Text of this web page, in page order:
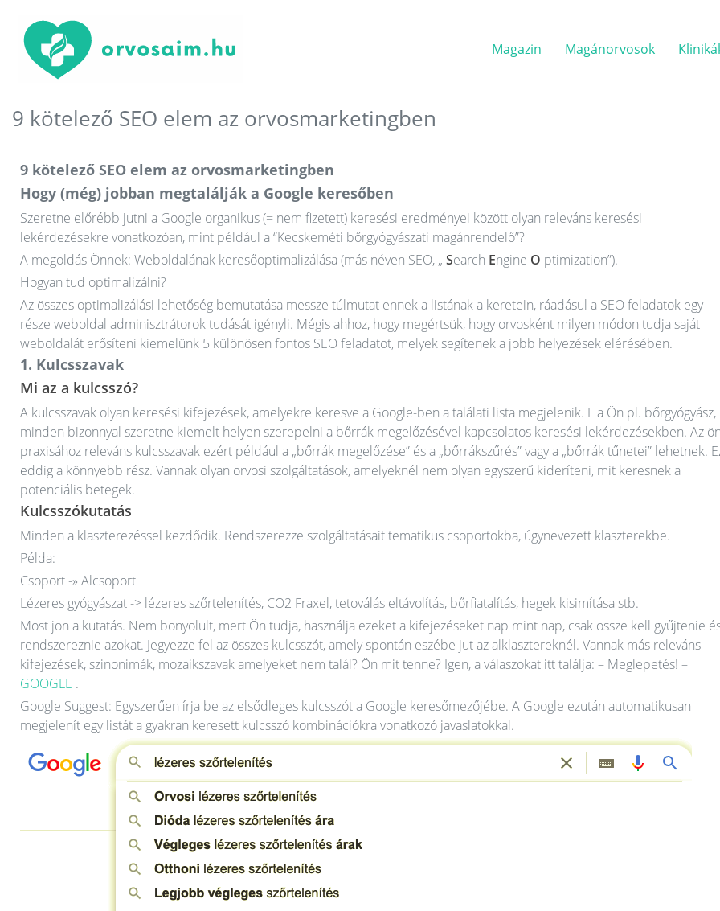
Magazin Magánorvosok
9 kötelező SEO elem az orvosmarketingben
9 kötelező SEO elem az orvosmarketingben
Hogy (még) jobban megtalálják a Google keresőben
Szeretne előrébb jutni a Google organikus (= nem fizetett) keresési eredményei között olyan releváns keresési
lekérdezésekre vonatkozóan, mint például a “Kecskeméti bőrgyógyászati ​​magánrendelő”?
A megoldás Önnek: Weboldalának keresőoptimalizálása (más néven SEO, „ Search Engine O ptimization”).
Hogyan tud optimalizálni?
Az összes optimalizálási lehetőség bemutatása messze túlmutat ennek a listának a keretein, ráadásul a SEO feladatok egy
része weboldal adminisztrátorok tudását igényli. Mégis ahhoz, hogy megértsük, hogy orvosként milyen módon tudja saját
weboldalát erősíteni kiemelünk 5 különösen fontos SEO feladatot, melyek segítenek a jobb helyezések elérésében.
1. Kulcsszavak
Mi az a kulcsszó?
A kulcsszavak olyan keresési kifejezések, amelyekre keresve a Google-ben a találati lista megjelenik. Ha Ön pl. bőrgyógyász,
minden bizonnyal szeretne kiemelt helyen szerepelni a bőrrák megelőzésével kapcsolatos keresési lekérdezésekben. Az
praxisához releváns kulcsszavak ezért például a „bőrrák megelőzése” és a „bőrrákszűrés” vagy a „bőrrák tűnetei” lehetnek.
eddig a könnyebb rész. Vannak olyan orvosi szolgáltatások, amelyeknél nem olyan egyszerű kideríteni, mit keresnek a
potenciális betegek.
Kulcsszókutatás
Minden a klaszterezéssel kezdődik. Rendszerezze szolgáltatásait tematikus csoportokba, úgynevezett klaszterekbe.
Példa:
Csoport -» Alcsoport
Lézeres gyógyászat -> lézeres szőrtelenítés, CO2 Fraxel, tetoválás eltávolítás, bőrfiatalítás, hegek kisimítása stb.
Most jön a kutatás. Nem bonyolult, mert Ön tudja, használja ezeket a kifejezéseket nap mint nap, csak össze kell gyűjtenie
rendszereznie azokat. Jegyezze fel az összes kulcsszót, amely spontán eszébe jut az alklasztereknél. Vannak más releváns
kifejezések, szinonimák, mozaikszavak amelyeket nem talál? Ön mit tenne? Igen, a válaszokat itt találja: – Meglepetés! –
GOOGLE .
Google Suggest: Egyszerűen írja be az elsődleges kulcsszót a Google keresőmezőjébe. A Google ezután automatikusan
megjelenít egy listát a gyakran keresett kulcsszó kombinációkra vonatkozó javaslatokkal.